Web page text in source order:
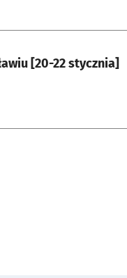
[20-22 stycznia]